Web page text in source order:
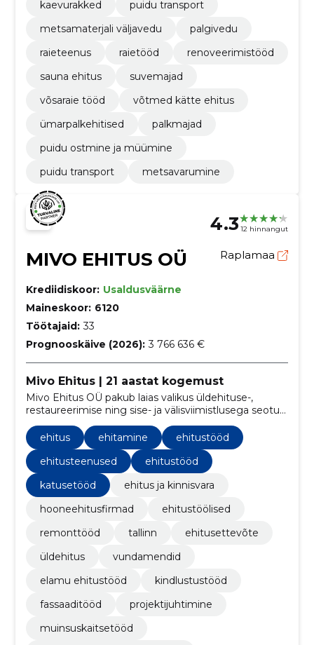
kaevurakked
puidu transport
metsamaterjali väljavedu
palgivedu
raieteenus
raietööd
renoveerimistööd
sauna ehitus
suvemajad
võsaraie tööd
võtmed kätte ehitus
ümarpalkehitised
palkmajad
puidu ostmine ja müümine
puidu transport
metsavarumine
4.3 12 hinnangut
MIVO EHITUS OÜ Raplamaa
Krediidiskoor: Usaldusväärne
Maineskoor: 6120
Töötajaid: 33
Prognooskäive (2026): 3 766 636 €
Mivo Ehitus | 21 aastat kogemust
Mivo Ehitus OÜ pakub laias valikus üldehituse-,
restaureerimise ning sise- ja välisviimistlusega seotud
teenuseid.
ehitus
ehitamine
ehitustööd
ehitusteenused
ehitustööd
katusetööd
ehitus ja kinnisvara
hooneehitusfirmad
ehitustöölised
remonttööd
tallinn
ehitusettevõte
üldehitus
vundamendid
elamu ehitustööd
kindlustustööd
fassaaditööd
projektijuhtimine
muinsuskaitsetööd